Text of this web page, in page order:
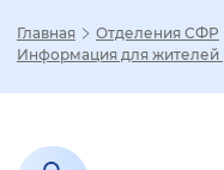
Главная Отделения СФР
Информация для жителей